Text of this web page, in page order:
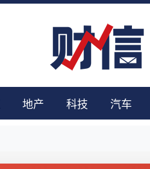
地产 科技 汽车